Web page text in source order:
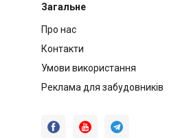
Загальне
Про нас
Контакти
Умови використання
Реклама для забудовників
  